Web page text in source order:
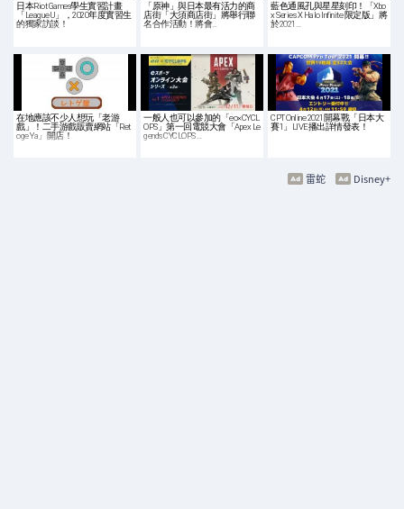
日本Riot Games學生實習計畫
「LeagueU」，2020年度實習生
的獨家訪談！
「原神」與日本最有活力的商
店街「大須商店街」將舉行聯
名合作活動！將會…
藍色通風孔與星星刻印！「Xbo
x Series X Halo Infinite 限定版」將
於2021…
在地應該不少人想玩「老游
戲」！二手游戲販賣網站「Ret
oge Ya」開店！
一般人也可以參加的「eo×CYCL
OPS」第一回電競大會「Apex Le
gends CYCLOPS …
CPT Online 2021開幕戰「日本大
賽1」LIVE播出詳情發表！
Disney+
雷蛇